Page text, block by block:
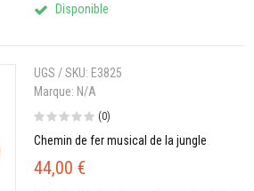
Disponible
UGS / SKU: E3825
Marque: N/A
(0)
Chemin de fer musical de la jungle
44,00 €